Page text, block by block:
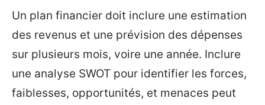
Un plan financier doit inclure une estimation
des revenus et une prévision des dépenses
sur plusieurs mois, voire une année. Inclure
une analyse SWOT pour identifier les forces,
faiblesses, opportunités, et menaces peut